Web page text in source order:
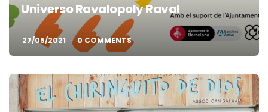
Universo Ravalopoly Raval
27/05/2021 0 COMMENTS